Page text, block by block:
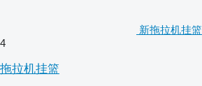
新拖拉机挂篮
4
拖拉机挂篮